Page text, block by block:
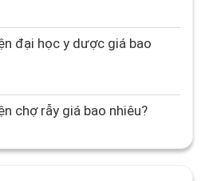
chợ rẫy giá bao nhiêu?